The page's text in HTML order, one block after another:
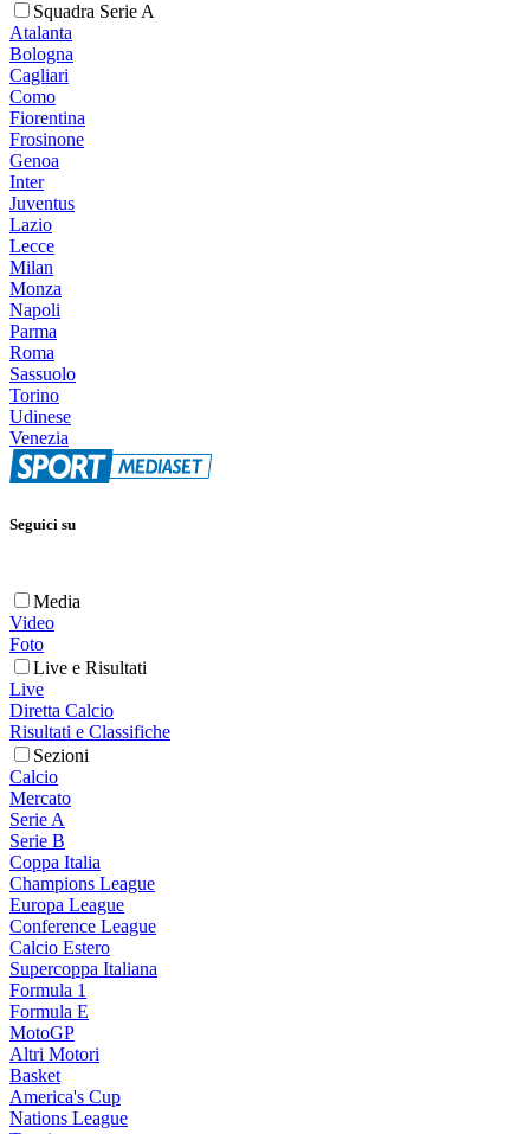
Squadra Serie A
Atalanta
Bologna
Cagliari
Como
Fiorentina
Frosinone
Genoa
Inter
Juventus
Lazio
Lecce
Milan
Monza
Napoli
Parma
Roma
Sassuolo
Torino
Udinese
Venezia
Seguici su
Media
Video
Foto
Live e Risultati
Live
Diretta Calcio
Risultati e Classifiche
Sezioni
Calcio
Mercato
Serie A
Serie B
Coppa Italia
Champions League
Europa League
Conference League
Calcio Estero
Supercoppa Italiana
Formula 1
Formula E
MotoGP
Altri Motori
Basket
America's Cup
Nations League